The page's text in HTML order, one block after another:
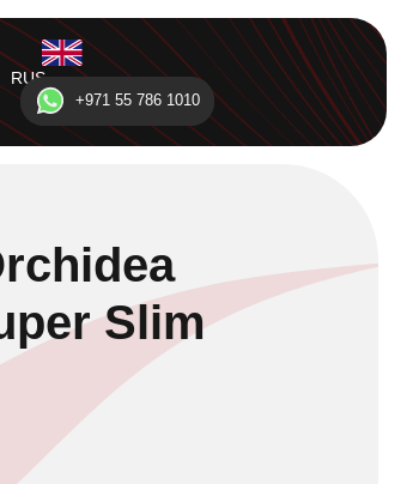
RUSENG
+971 55 786 1010
Slim